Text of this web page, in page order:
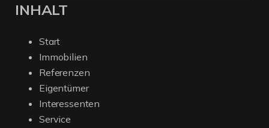
INHALT
Start
Immobilien
Referenzen
Eigentümer
Interessenten
Service